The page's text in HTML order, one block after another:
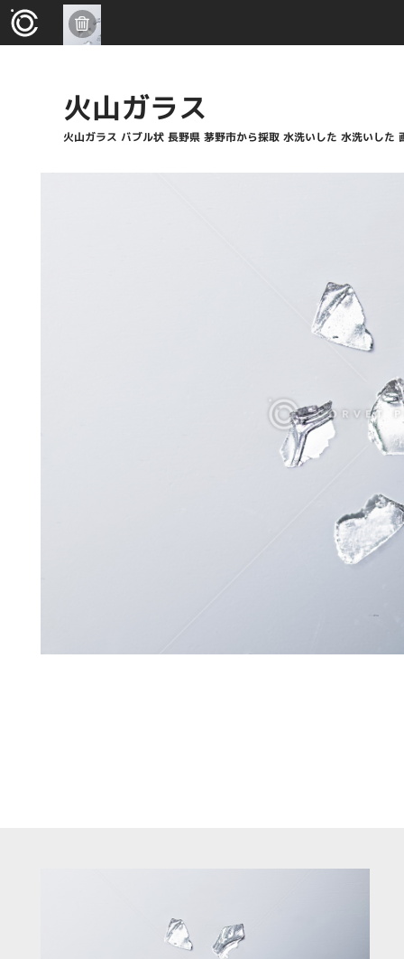
火山ガラス
火山ガラス バブル状 長野県 茅野市から採取 水洗いした 水洗いした